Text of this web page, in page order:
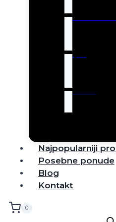
Robot
Tepisi
Rasveta
Najpopularniji
Posebne ponude
Blog
Kontakt
0